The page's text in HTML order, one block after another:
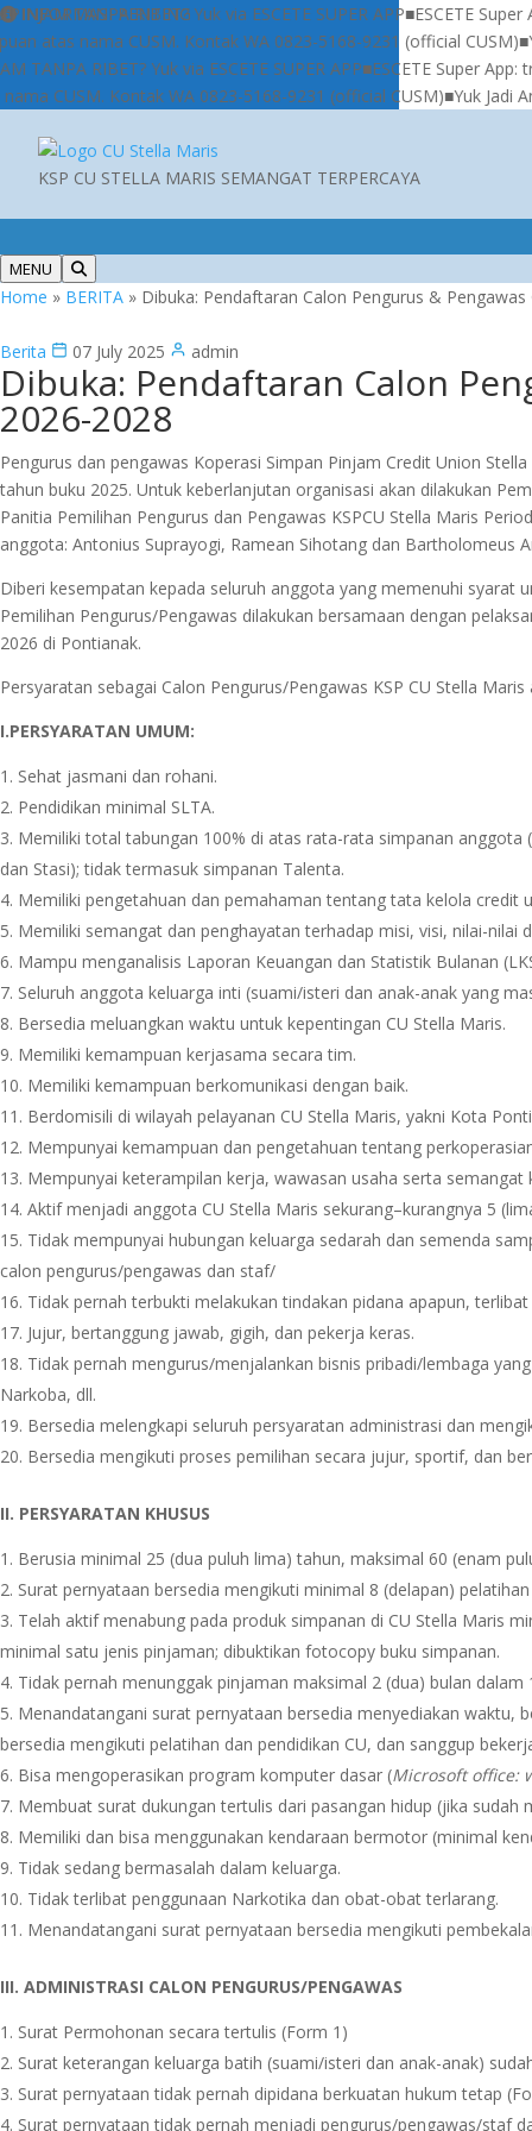
INFORMASI PENTING
TANPA RIBET? Yuk via ESCETE SUPER APP■ESCETE Super App:
nama CUSM. Kontak WA 0823-5168-9231 (official CUSM) ■Yuk
RIBET? Yuk via ESCETE SUPER APP■ESCETE Super App:
Kontak WA 0823-5168-9231 (official CUSM) ■Yuk Jadi
KSP CU STELLA MARIS SEMANGAT TERPERCAYA
MENU
Home » BERITA » Dibuka: Pendaftaran Calon Pengurus &
Berita 07 July 2025 admin
Dibuka: Pendaftaran Calon
2026-2028
Pengurus dan pengawas Koperasi Simpan Pinjam Credit Union
tahun buku 2025. Untuk keberlanjutan organisasi akan dilakukan
Panitia Pemilihan Pengurus dan Pengawas KSPCU Stella Maris
anggota: Antonius Suprayogi, Ramean Sihotang dan Bartholomeus
Diberi kesempatan kepada seluruh anggota yang memenuhi syarat
Pemilihan Pengurus/Pengawas dilakukan bersamaan dengan
2026 di Pontianak.
Persyaratan sebagai Calon Pengurus/Pengawas KSP CU Stella
I.PERSYARATAN UMUM:
Sehat jasmani dan rohani.
Pendidikan minimal SLTA.
Memiliki total tabungan 100% di atas rata-rata simpanan anggota
dan Stasi); tidak termasuk simpanan Talenta.
Memiliki pengetahuan dan pemahaman tentang tata kelola credit
Memiliki semangat dan penghayatan terhadap misi, visi, nilai-nilai
Mampu menganalisis Laporan Keuangan dan Statistik Bulanan
Seluruh anggota keluarga inti (suami/isteri dan anak-anak yang
Bersedia meluangkan waktu untuk kepentingan CU Stella Maris.
Memiliki kemampuan kerjasama secara tim.
Memiliki kemampuan berkomunikasi dengan baik.
Berdomisili di wilayah pelayanan CU Stella Maris, yakni Kota
Mempunyai kemampuan dan pengetahuan tentang
Mempunyai keterampilan kerja, wawasan usaha serta semangat
Aktif menjadi anggota CU Stella Maris sekurang–kurangnya 5
Tidak mempunyai hubungan keluarga sedarah dan semenda
calon pengurus/pengawas dan staf/
Tidak pernah terbukti melakukan tindakan pidana apapun,
Jujur, bertanggung jawab, gigih, dan pekerja keras.
Tidak pernah mengurus/menjalankan bisnis pribadi/lembaga
Narkoba, dll.
Bersedia melengkapi seluruh persyaratan administrasi dan
Bersedia mengikuti proses pemilihan secara jujur, sportif, dan
II. PERSYARATAN KHUSUS
Berusia minimal 25 (dua puluh lima) tahun, maksimal 60 (enam
Surat pernyataan bersedia mengikuti minimal 8 (delapan)
Telah aktif menabung pada produk simpanan di CU Stella Maris
minimal satu jenis pinjaman; dibuktikan fotocopy buku simpanan.
Tidak pernah menunggak pinjaman maksimal 2 (dua) bulan
Menandatangani surat pernyataan bersedia menyediakan waktu,
bersedia mengikuti pelatihan dan pendidikan CU, dan sanggup
Bisa mengoperasikan program komputer dasar (Microsoft office:
Membuat surat dukungan tertulis dari pasangan hidup (jika sudah
Memiliki dan bisa menggunakan kendaraan bermotor (minimal
Tidak sedang bermasalah dalam keluarga.
Tidak terlibat penggunaan Narkotika dan obat-obat terlarang.
Menandatangani surat pernyataan bersedia mengikuti
III. ADMINISTRASI CALON PENGURUS/PENGAWAS
Surat Permohonan secara tertulis (Form 1)
Surat keterangan keluarga batih (suami/isteri dan anak-anak)
Surat pernyataan tidak pernah dipidana berkuatan hukum tetap
Surat pernyataan tidak pernah menjadi pengurus/pengawas/staf